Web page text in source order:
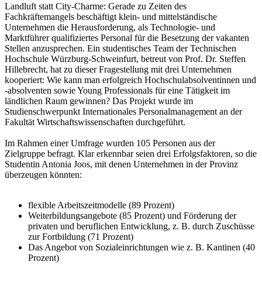
Landluft statt City-Charme: Gerade zu Zeiten des
Fachkräftemangels beschäftigt klein- und mittelständische
Unternehmen die Herausforderung, als Technologie- und
Marktführer qualifiziertes Personal für die Besetzung der vakanten
Stellen anzusprechen. Ein studentisches Team der Technischen
Hochschule Würzburg-Schweinfurt, betreut von Prof. Dr. Steffen
Hillebrecht, hat zu dieser Fragestellung mit drei Unternehmen
kooperiert: Wie kann man erfolgreich Hochschulabsolventinnen und
-absolventen sowie Young Professionals für eine Tätigkeit im
ländlichen Raum gewinnen? Das Projekt wurde im
Studienschwerpunkt Internationales Personalmanagement an der
Fakultät Wirtschaftswissenschaften durchgeführt.
Im Rahmen einer Umfrage wurden 105 Personen aus der
Zielgruppe befragt. Klar erkennbar seien drei Erfolgsfaktoren, so die
Studentin Antonia Joos, mit denen Unternehmen in der Provinz
überzeugen könnten:
flexible Arbeitszeitmodelle (89 Prozent)
Weiterbildungsangebote (85 Prozent) und Förderung der
privaten und beruflichen Entwicklung, z. B. durch Zuschüsse
zur Fortbildung (71 Prozent)
Das Angebot von Sozialeinrichtungen wie z. B. Kantinen (40
Prozent)